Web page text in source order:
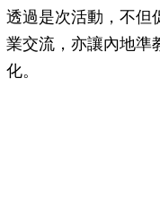
透過是次活動，不但
業交流，亦讓內地準
化。